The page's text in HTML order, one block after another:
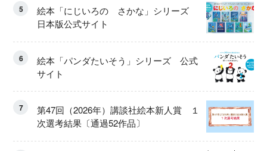
5
絵本「にじいろの さかな」シリーズ
日本版公式サイト
6
絵本「パンダたいそう」シリーズ 公式
サイト
7
第47回（2026年）講談社絵本新人賞 １
次選考結果〔通過52作品〕